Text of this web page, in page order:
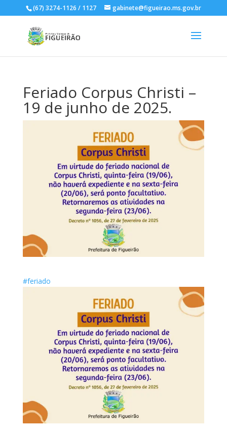
(67) 3274-1126 / 1127 gabinete@figueirao.ms.gov.br
Feriado Corpus Christi –
19 de junho de 2025.
#feriado